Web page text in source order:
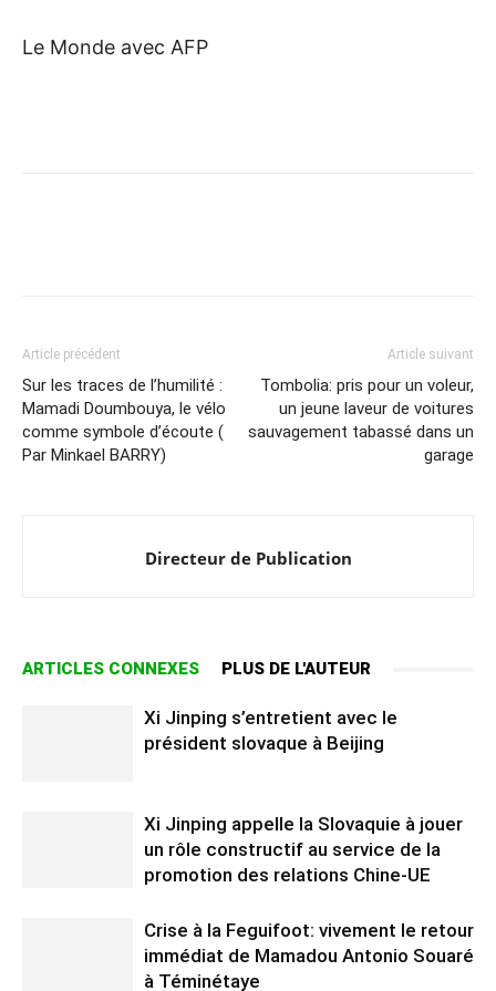
Le Monde avec AFP
Article précédent
Sur les traces de l’humilité :
Mamadi Doumbouya, le vélo
comme symbole d’écoute (
Par Minkael BARRY)
Article suivant
Tombolia: pris pour un voleur,
un jeune laveur de voitures
sauvagement tabassé dans un
garage
Directeur de Publication
ARTICLES CONNEXES PLUS DE L'AUTEUR
Xi Jinping s’entretient avec le
président slovaque à Beijing
Xi Jinping appelle la Slovaquie à jouer
un rôle constructif au service de la
promotion des relations Chine-UE
Crise à la Feguifoot: vivement le retour
immédiat de Mamadou Antonio Souaré
à Téminétaye